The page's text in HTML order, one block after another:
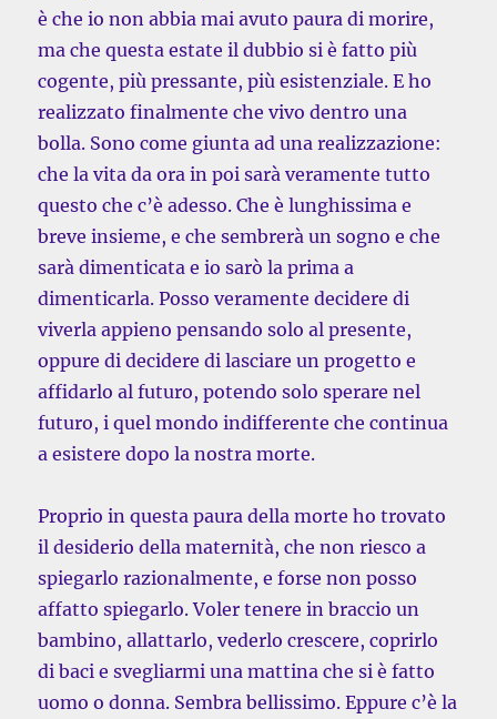
è che io non abbia mai avuto paura di morire,
ma che questa estate il dubbio si è fatto più
cogente, più pressante, più esistenziale. E ho
realizzato finalmente che vivo dentro una
bolla. Sono come giunta ad una realizzazione:
che la vita da ora in poi sarà veramente tutto
questo che c’è adesso. Che è lunghissima e
breve insieme, e che sembrerà un sogno e che
sarà dimenticata e io sarò la prima a
dimenticarla. Posso veramente decidere di
viverla appieno pensando solo al presente,
oppure di decidere di lasciare un progetto e
affidarlo al futuro, potendo solo sperare nel
futuro, i quel mondo indifferente che continua
a esistere dopo la nostra morte.
Proprio in questa paura della morte ho trovato
il desiderio della maternità, che non riesco a
spiegarlo razionalmente, e forse non posso
affatto spiegarlo. Voler tenere in braccio un
bambino, allattarlo, vederlo crescere, coprirlo
di baci e svegliarmi una mattina che si è fatto
uomo o donna. Sembra bellissimo. Eppure c’è la